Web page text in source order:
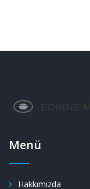
Menü
Hakkımızda